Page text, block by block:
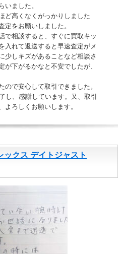
いました。
ど高くなくがっかりしました
定をお願いしました。
で相談すると、すぐに買取キッ
入れて返送すると早速査定がメ
少しキズがあることなど相談さ
下がるかなと不安でしたが、
で安心して取引できました。
し、感謝しています。又、取引
よろしくお願いします。
ックス デイトジャスト